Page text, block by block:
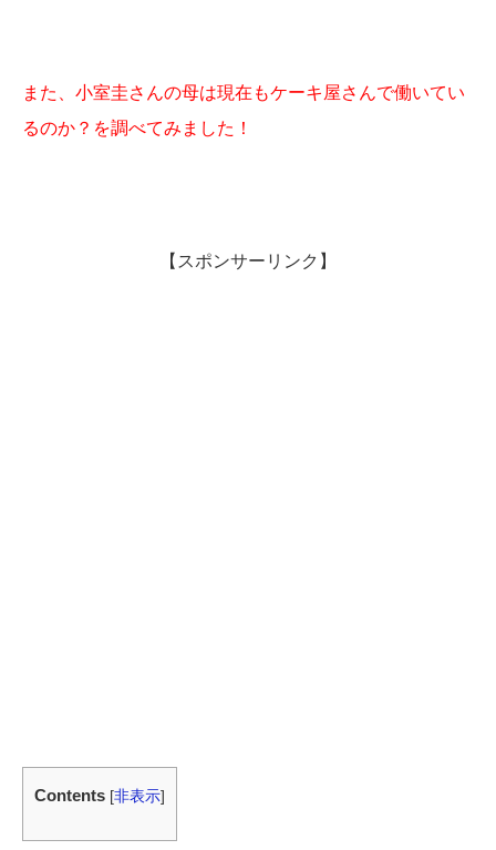
また、小室圭さんの母は現在もケーキ屋さんで働いてい
るのか？を調べてみました！
【スポンサーリンク】
Contents [非表示]